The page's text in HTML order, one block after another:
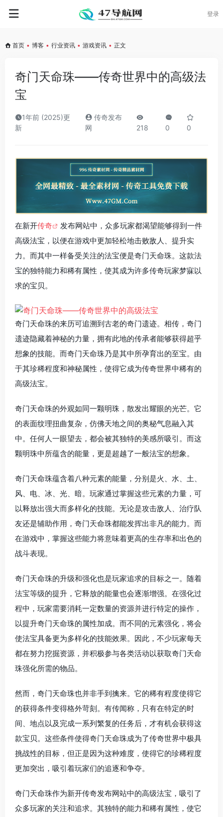
登录
首页 • 博客 • 行业资讯 • 游戏资讯 • 正文
奇门天命珠——传奇世界中的高级法
宝
1年前 (2025)更
新
传奇发布
网
218 0 0
在新开传奇
发布网站中，众多玩家都渴望能够得到一件
高级法宝，以便在游戏中更加轻松地击败敌人、提升实
力。而其中一样备受关注的法宝便是奇门天命珠。这款法
宝的独特能力和稀有属性，使其成为许多传奇玩家梦寐以
求的宝贝。
奇门天命珠的来历可追溯到古老的奇门遗迹。相传，奇门
遗迹隐藏着神秘的力量，拥有此地的传承者能够获得超乎
想象的技能。而奇门天命珠乃是其中所孕育出的至宝。由
于其珍稀程度和神秘属性，使得它成为传奇世界中稀有的
高级法宝。
奇门天命珠的外观如同一颗明珠，散发出耀眼的光芒。它
的表面纹理扭曲复杂，仿佛天地之间的奥秘气息融入其
中。任何人一眼望去，都会被其独特的美感所吸引。而这
颗明珠中所蕴含的能量，更是超越了一般法宝的想象。
奇门天命珠蕴含着八种元素的能量，分别是火、水、土、
风、电、冰、光、暗。玩家通过掌握这些元素的力量，可
以释放出强大而多样化的技能。无论是攻击敌人、治疗队
友还是辅助作用，奇门天命珠都能发挥出非凡的能力。而
在游戏中，掌握这些能力将意味着更高的生存率和出色的
战斗表现。
奇门天命珠的升级和强化也是玩家追求的目标之一。随着
法宝等级的提升，它释放的能量也会逐渐增强。在强化过
程中，玩家需要消耗一定数量的资源并进行特定的操作，
以提升奇门天命珠的属性加成。而不同的元素强化，将会
使法宝具备更为多样化的技能效果。因此，不少玩家每天
都在努力挖掘资源，并积极参与各类活动以获取奇门天命
珠强化所需的物品。
然而，奇门天命珠也并非手到擒来。它的稀有程度使得它
的获得条件变得格外苛刻。有传闻称，只有在特定的时
间、地点以及完成一系列繁复的任务后，才有机会获得这
款宝贝。这些条件使得奇门天命珠成为了传奇世界中极具
挑战性的目标，但正是因为这种难度，使得它的珍稀程度
更加突出，吸引着玩家们的追逐和争夺。
奇门天命珠作为新开传奇发布网站中的高级法宝，吸引了
众多玩家的关注和追求。其独特的能力和稀有属性，使它